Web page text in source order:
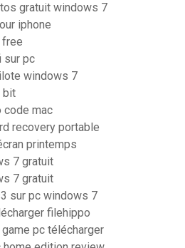
gratuit windows 7
iphone
free
sur pc
windows 7
bit
code mac
recovery portable
printemps
7 gratuit
7 gratuit
sur pc windows 7
filehippo
pc télécharger